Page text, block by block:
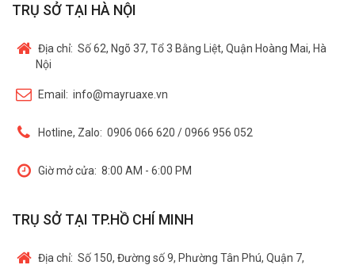
TRỤ SỞ TẠI HÀ NỘI
Địa chỉ: Số 62, Ngõ 37, Tổ 3 Bằng Liệt, Quận Hoàng Mai, Hà
Nội
Email: info@mayruaxe.vn
Hotline, Zalo: 0906 066 620 / 0966 956 052
Giờ mở cửa: 8:00 AM - 6:00 PM
TRỤ SỞ TẠI TP.HỒ CHÍ MINH
Địa chỉ: Số 150, Đường số 9, Phường Tân Phú, Quận 7,